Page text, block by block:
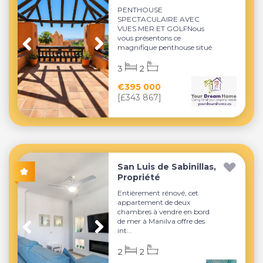
PENTHOUSE
SPECTACULAIRE AVEC
VUES MER ET GOLFNous
vous présentons ce
magnifique penthouse situé
€395 000
[£343 867]
3 2
San Luis de Sabinillas,
Propriété
Entièrement rénové, cet
appartement de deux
chambres à vendre en bord
de mer à Manilva offre des
int...
2 2